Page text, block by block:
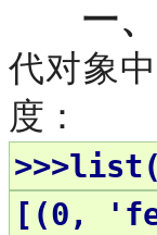
一、
代对象
度：
[(0,